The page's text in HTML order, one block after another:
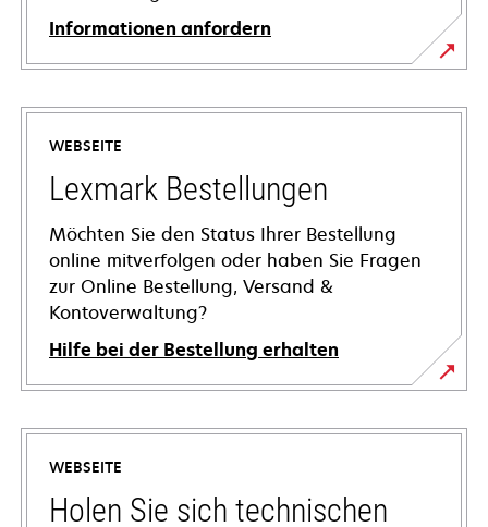
Informationen anfordern
WEBSEITE
Lexmark Bestellungen
Möchten Sie den Status Ihrer Bestellung
online mitverfolgen oder haben Sie Fragen
zur Online Bestellung, Versand &
Kontoverwaltung?
Hilfe bei der Bestellung erhalten
WEBSEITE
Holen Sie sich technischen